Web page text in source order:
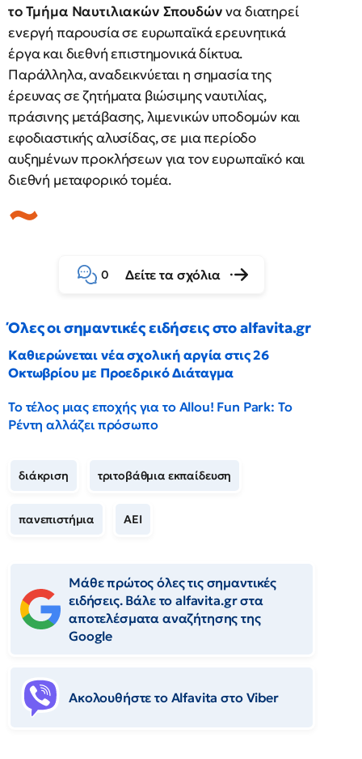
το Τμήμα Ναυτιλιακών Σπουδώννα διατηρεί
ενεργή παρουσία σε ευρωπαϊκά ερευνητικά
έργα και διεθνή επιστημονικά δίκτυα.
Παράλληλα, αναδεικνύεται η σημασία της
έρευνας σε ζητήματα βιώσιμης ναυτιλίας,
πράσινης μετάβασης, λιμενικών υποδομών και
εφοδιαστικής αλυσίδας, σε μια περίοδο
αυξημένων προκλήσεων για τον ευρωπαϊκό και
διεθνή μεταφορικό τομέα.
0 Δείτε τα σχόλια
Όλες οι σημαντικές ειδήσεις στο alfavita.gr
Καθιερώνεται νέα σχολική αργία στις 26
Οκτωβρίου με Προεδρικό Διάταγμα
Το τέλος μιας εποχής για το Allou! Fun Park: Το
Ρέντη αλλάζει πρόσωπο
διάκριση τριτοβάθμια εκπαίδευση
πανεπιστήμια ΑΕΙ
Μάθε πρώτος όλες τις σημαντικές
ειδήσεις. Βάλε το alfavita.gr στα
αποτελέσματα αναζήτησης της
Google
Ακολουθήστε το Αlfavita στο Viber